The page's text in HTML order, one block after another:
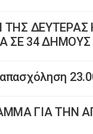
ΤΗΣ
ΣΕ 34 ΔΗΜΟΥΣ
ΓΙΑ ΤΗΝ